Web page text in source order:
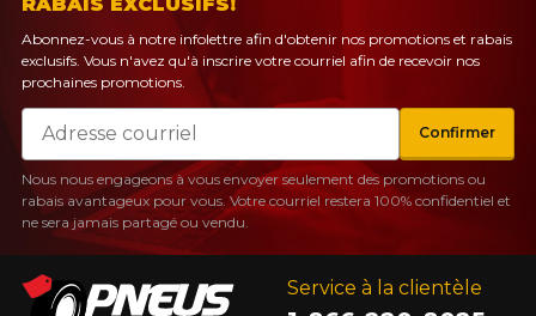
Service à la clientèle
Abonnez-vous à notre infolettre afin d'obtenir nos promotions et rabais
exclusifs. Vous n'avez qu'à inscrire votre courriel afin de recevoir nos
prochaines promotions.
Courriel
Confirmer
Nous nous engageons à vous envoyer seulement des promotions ou
rabais avantageux pour vous. Votre courriel restera 100% confidentiel et
ne sera jamais partagé ou vendu.